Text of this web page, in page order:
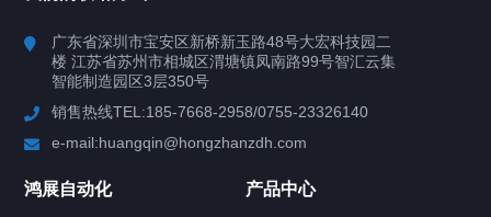
案例视频
联系我们
广东省深圳市宝安区新桥新玉路48号大宏科技园二
楼 江苏省苏州市相城区渭塘镇凤南路99号智汇云集
智能制造园区3层350号
销售热线TEL:185-7668-2958/0755-23326140
e-mail:huangqin@hongzhanzdh.com
鸿展自动化 产品中心